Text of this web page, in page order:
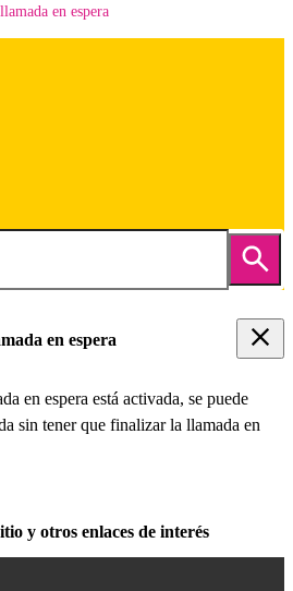
en espera
en espera
en espera está activada, se puede
sin tener que finalizar la llamada en
y otros enlaces de interés